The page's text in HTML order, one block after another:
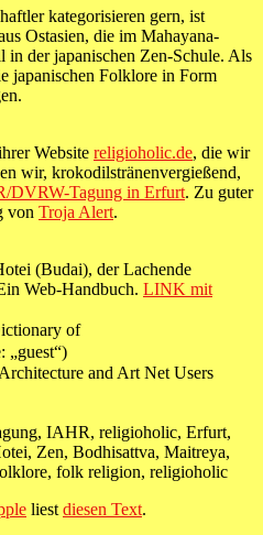
kategorisieren gern, ist
Ostasien, die im Mahayana-
in der japanischen Zen-Schule. Als
japanischen Folklore in Form
Website religioholic.de, die wir
wir, krokodilstränenvergießend,
DVRW-Tagung in Erfurt. Zu guter
von Troja Alert.
(Budai), der Lachende
Web-Handbuch. LINK mit
of
„guest“)
and Art Net Users
IAHR, religioholic, Erfurt,
Zen, Bodhisattva, Maitreya,
folk religion, religioholic
liestdiesen Text.